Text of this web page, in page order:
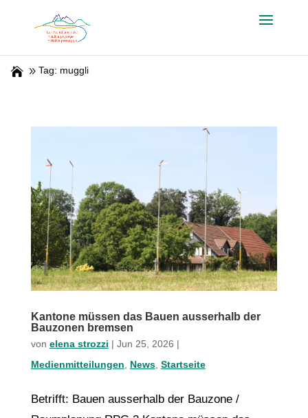
Tag: muggli
Kantone müssen das Bauen ausserhalb der
Bauzonen bremsen
von elena strozzi | Jun 25, 2026 |
Medienmitteilungen
News, Startseite
Betrifft: Bauen ausserhalb der Bauzone /